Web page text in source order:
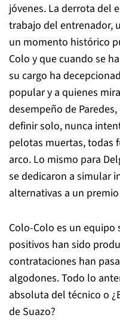
jóvenes. La derrota del
trabajo del entrenador,
un momento histórico
Colo y que cuando se
su cargo ha
popular y a quienes
desempeño de
definir solo, nunca
pelotas muertas, todas
arco. Lo mismo para
se dedicaron a simular
alternativas a un premio
Colo-Colo es un
positivos han sido
contrataciones han
algodones. Todo lo
absoluta del técnico o
de Suazo?